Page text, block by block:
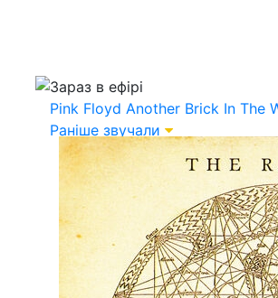
Зараз в ефірі
Pink Floyd Another Brick In The
Раніше звучали